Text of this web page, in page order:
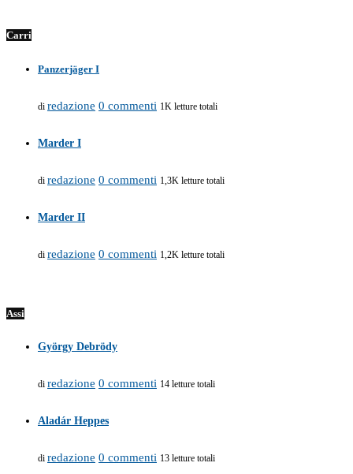
Carri
Panzerjäger I
di redazione 0 commenti 1K letture totali
Marder I
di redazione 0 commenti 1,3K letture totali
Marder II
di redazione 0 commenti 1,2K letture totali
Assi
György Debrödy
di redazione 0 commenti 14 letture totali
Aladár Heppes
di redazione 0 commenti 13 letture totali